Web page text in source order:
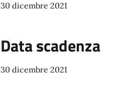
30 dicembre 2021
Data scadenza
30 dicembre 2021